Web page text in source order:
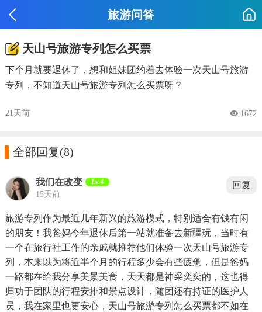
旅游问答
天山号旅游专列怎么买票
下个月就要退休了，想和姐妹团约着去体验一次天山号旅游
专列，不知道天山号旅游专列怎么买票呀？
21天前  1672
全部回复(8)
我们在改变 Lv.4
15天前
回复
旅游专列作为最近几年新兴的旅游模式，特别适合有钱有闲
的朋友！我爸妈今年退休后第一站就准备去新疆玩，当时有
一个在旅行社工作的亲戚就推荐他们体验一次天山号旅游专
列，本来以为将近半个月的行程多少会有些疲惫，但是爸妈
一路都在给我分享美景美食，天天都是神采奕奕的，这也得
归功于团队的行程安排和景点设计，随团还有持证的医护人
员，我在家里也更安心，天山号旅游专列怎么买票都不如在